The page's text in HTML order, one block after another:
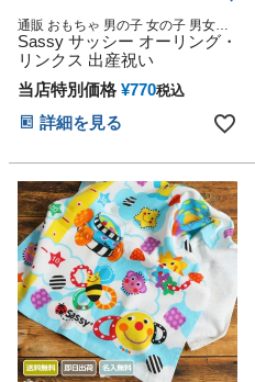
通販 おもちゃ 男の子 女の子 男女兼
用 クリスマス プレゼント かわいい
人気 ランキング 男 女 記念日 お誕生
日 ご褒美 お祝い 入園 入学
Sassy サッシー オーリング・
リンクス 出産祝い
当店特別価格 ¥770税込
詳細を見る